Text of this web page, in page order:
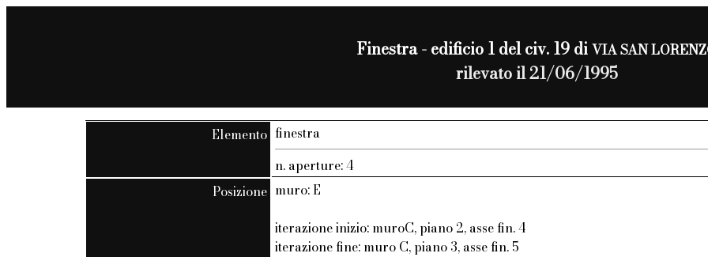
Finestra - edificio 1 del civ. 19 diVIA SAN
rilevato il 21/06/1995
Elemento finestra
n. aperture: 4
Posizione muro: E
iterazione inizio: muroC, piano 2, asse fin. 4
iterazione fine: muro C, piano 3, asse fin. 5